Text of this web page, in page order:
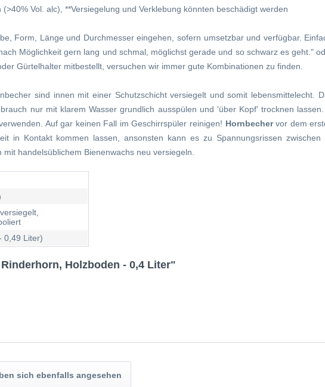
Vol. alc), **Versiegelung und Verklebung könnten beschädigt werden
Form, Länge und Durchmesser eingehen, sofern umsetzbar und verfügbar.
Möglichkeit gern lang und schmal, möglichst gerade und so schwarz es geht."
Gürtelhalter mitbestellt, versuchen wir immer gute Kombinationen zu finden.
sind innen mit einer Schutzschicht versiegelt und somit lebensmittelecht.
nur mit klarem Wasser grundlich ausspülen und 'über Kopf' trocknen
Auf gar keinen Fall im Geschirrspüler reinigen! Hornbechervor dem
in Kontakt kommen lassen, ansonsten kann es zu Spannungsrissen zwischen
handelsüblichem Bienenwachs neu versiegeln.
0,49 Liter)
Holzboden - 0,4 Liter"
sich ebenfalls angesehen